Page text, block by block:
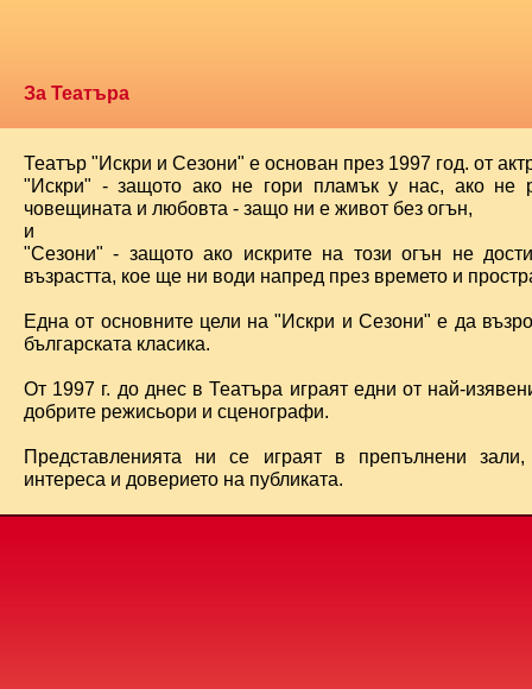
За Театъра
Театър "Искри и Сезони" е основан през 1997 год. от
"Искри" - защото ако не гори пламък у нас, ако не
човещината и любовта - защо ни е живот без огън,
и
"Сезони" - защото ако искрите на този огън не
възрастта, кое ще ни води напред през времето и
Една от основните цели на "Искри и Сезони" е да
българската класика.
От 1997 г. до днес в Театъра играят едни от най-
добрите режисьори и сценографи.
Представленията ни се играят в препълнени
интереса и доверието на публиката.